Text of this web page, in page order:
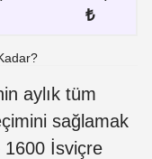
₺
aylık tüm
sağlamak
1600 İsviçre